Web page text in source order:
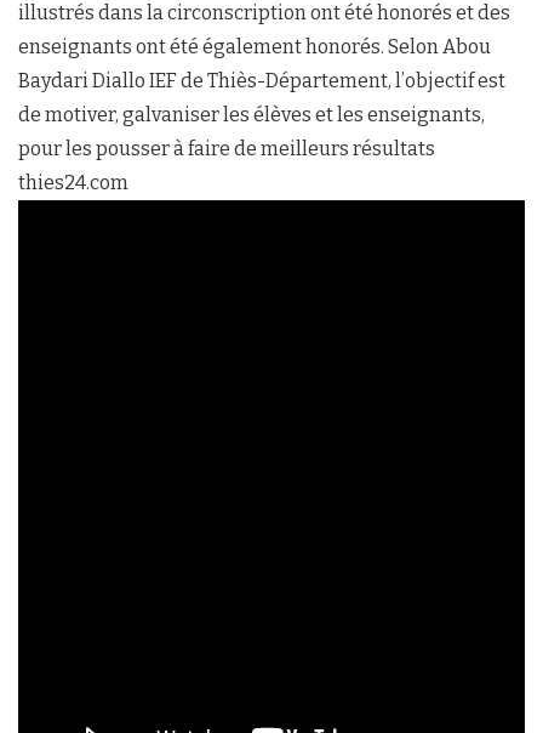
illustrés dans la circonscription ont été honorés et des
enseignants ont été également honorés. Selon Abou
Baydari Diallo IEF de Thiès-Département, l’objectif est
de motiver, galvaniser les élèves et les enseignants,
pour les pousser à faire de meilleurs résultats
thies24.com